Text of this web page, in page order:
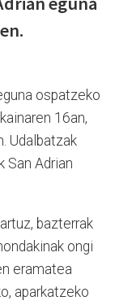
ospatzeko
16an,
Udalbatzak
San Adrian
bazterrak
ongi
eramatea
aparkatzeko